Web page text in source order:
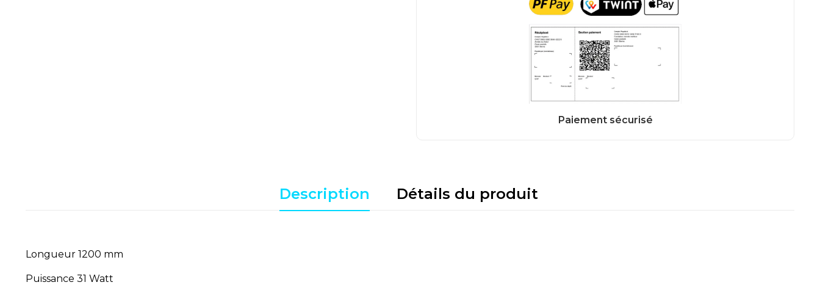
Description Détails du produit
Longueur 1200 mm
Puissance 31 Watt